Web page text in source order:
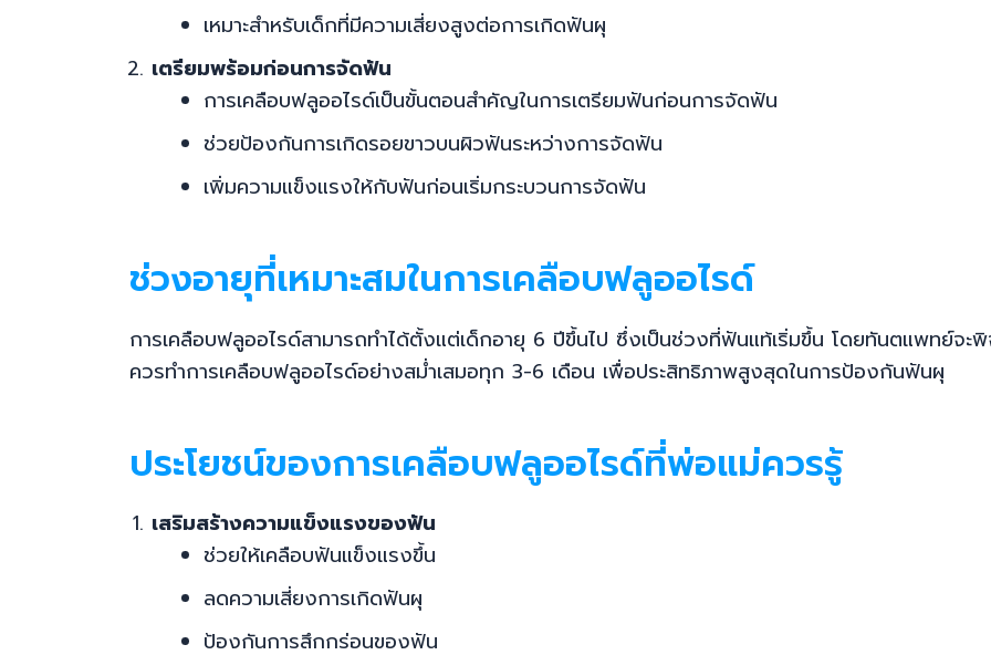
เหมาะสำหรับเด็กที่มีความเสี่ยงสูงต่อการเกิดฟันผุ
เตรียมพร้อมก่อนการจัดฟัน
การเคลือบฟลูออไรด์เป็นขั้นตอนสำคัญในการเตรียมฟันก่อนการจัดฟัน
ช่วยป้องกันการเกิดรอยขาวบนผิวฟันระหว่างการจัดฟัน
เพิ่มความแข็งแรงให้กับฟันก่อนเริ่มกระบวนการจัดฟัน
ช่วงอายุที่เหมาะสมในการเคลือบฟลูออไรด์
การเคลือบฟลูออไรด์สามารถทำได้ตั้งแต่เด็กอายุ 6 ปีขึ้นไป ซึ่งเป็นช่วงที่ฟันแท้เริ่มขึ้น โดยทันตแพทย์จะ
ควรทำการเคลือบฟลูออไรด์อย่างสม่ำเสมอทุก 3-6 เดือน เพื่อประสิทธิภาพสูงสุดในการป้องกันฟันผุ
ประโยชน์ของการเคลือบฟลูออไรด์ที่พ่อแม่ควรรู้
เสริมสร้างความแข็งแรงของฟัน
ช่วยให้เคลือบฟันแข็งแรงขึ้น
ลดความเสี่ยงการเกิดฟันผุ
ป้องกันการสึกกร่อนของฟัน